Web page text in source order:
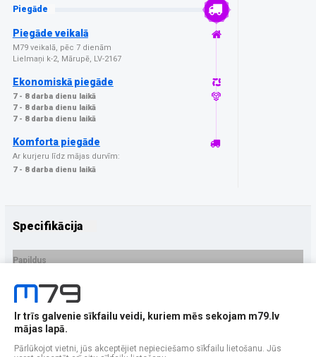
Piegāde
Piegāde veikalā
M79 veikalā, pēc 7 dienām
Lielmaņi k-2, Mārupē, LV-2167
Ekonomiskā piegāde
7 - 8 darba dienu laikā
7 - 8 darba dienu laikā
7 - 8 darba dienu laikā
Komforta piegāde
Ar kurjeru līdz mājas durvīm:
7 - 8 darba dienu laikā
Specifikācija
Papildus
Ražotājs
PRECES APRAKSTS
EAN - 5906146477711
Ir trīs galvenie sīkfailu veidi, kuriem mēs sekojam m79.lv
mājas lapā.
Pārlūkojot vietni, jūs akceptējiet nepieciešamo sīkfailu lietošanu. Jūs